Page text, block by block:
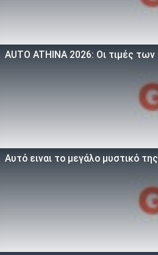
AUTO ATHINA 2026: Οι τιμές
Αυτό ειναι τo μεγάλο μυστικό